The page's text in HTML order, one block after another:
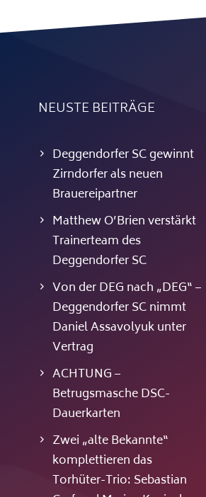
NEUSTE BEITRÄGE
Deggendorfer SC gewinnt
Zirndorfer als neuen
Brauereipartner
Matthew O’Brien verstärkt
Trainerteam des
Deggendorfer SC
Von der DEG nach „DEG“ –
Deggendorfer SC nimmt
Daniel Assavolyuk unter
Vertrag
ACHTUNG –
Betrugsmasche DSC-
Dauerkarten
Zwei „alte Bekannte“
komplettieren das
Torhüter-Trio: Sebastian